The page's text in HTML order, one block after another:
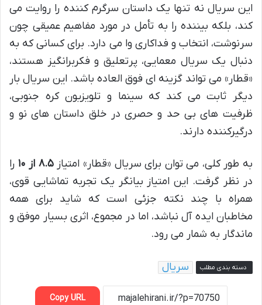
این سریال نه تنها یک داستان سرگرم کننده را روایت می
کند، بلکه بیننده را به تأمل در مورد مفاهیم عمیقی چون
سرنوشت، انتخاب و فداکاری وا می دارد. برای کسانی که به
دنبال یک سریال معمایی، پرتعلیق و فکربرانگیز هستند،
«قطار» می تواند گزینه ای فوق العاده باشد. این سریال بار
دیگر ثابت می کند که سینما و تلویزیون کره جنوبی،
ظرفیت های بی حد و حصری در خلق داستان های نو و
درگیرکننده دارند.
به طور کلی، می توان برای سریال «قطار» امتیاز۸.۵ از ۱۰
را
در نظر گرفت. این امتیاز بیانگر یک تجربه تماشایی قوی،
همراه با چند نکته جزئی است که شاید برای همه
مخاطبان ایده آل نباشد، اما در مجموع، اثری بسیار موفق و
ماندگار به شمار می رود.
دسته بندی مطلب سریال
Copy URL